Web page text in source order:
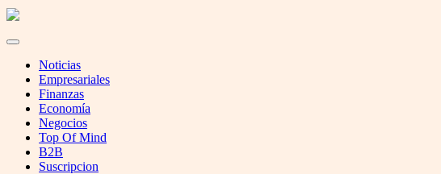
Noticias
Empresariales
Finanzas
Economía
Negocios
Top Of Mind
B2B
Suscripcion